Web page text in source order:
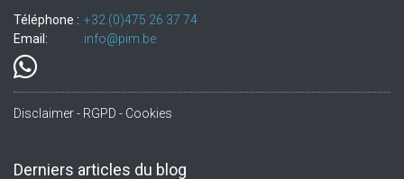
Téléphone : +32.(0)475 26 37 74
Email:
info@pim.be
Disclaimer - RGPD - Cookies
Derniers articles du blog